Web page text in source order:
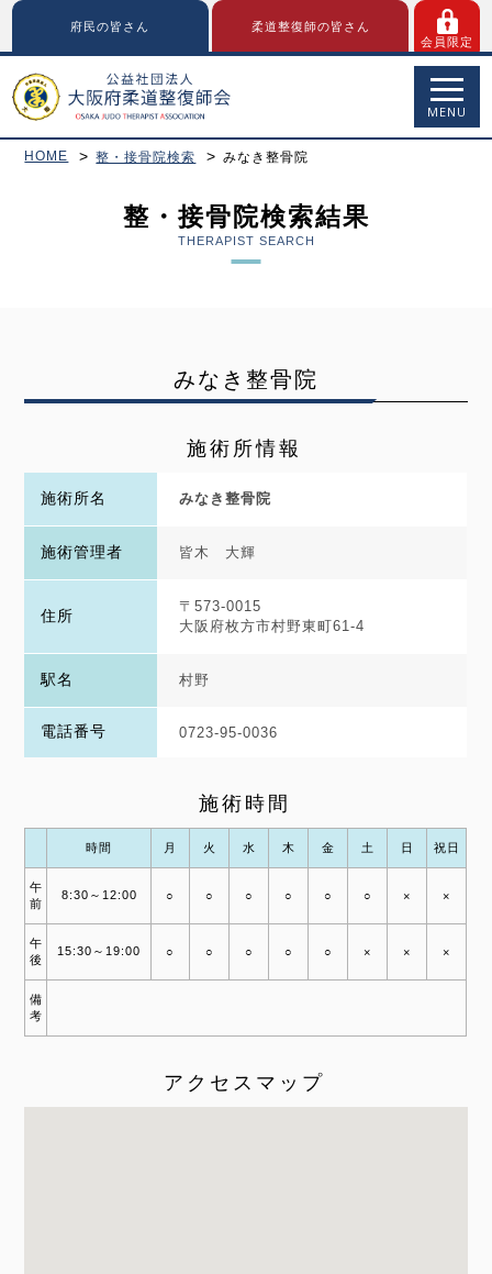
府民の皆さん
柔道整復師の皆さん
会員限定
MENU
HOME 整・接骨院検索 みなき整骨院
整・接骨院検索結果
THERAPIST SEARCH
みなき整骨院
施術所情報
施術所名 みなき整骨院
施術管理者 皆木 大輝
住所
〒573-0015
大阪府枚方市村野東町61-4
駅名 村野
電話番号 0723-95-0036
施術時間
時間 月 火 水 木 金 土 日 祝日
午
前
8:30～12:00 ○ ○ ○ ○ ○ ○ × ×
午
後
15:30～19:00 ○ ○ ○ ○ ○ × × ×
備
考
アクセスマップ